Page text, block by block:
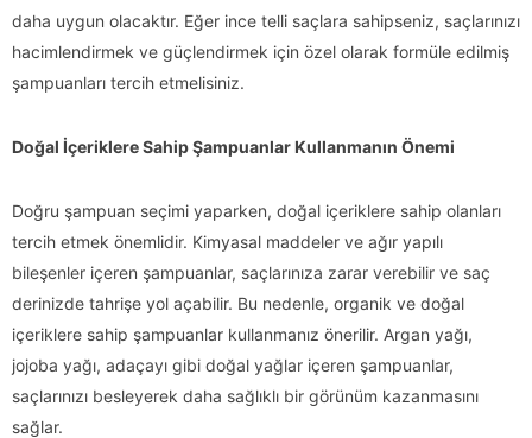
daha uygun olacaktır. Eğer ince telli saçlara sahipseniz, saçlarınızı
hacimlendirmek ve güçlendirmek için özel olarak formüle edilmiş
şampuanları tercih etmelisiniz.
Doğal İçeriklere Sahip Şampuanlar Kullanmanın Önemi
Doğru şampuan seçimi yaparken, doğal içeriklere sahip olanları
tercih etmek önemlidir. Kimyasal maddeler ve ağır yapılı
bileşenler içeren şampuanlar, saçlarınıza zarar verebilir ve saç
derinizde tahrişe yol açabilir. Bu nedenle, organik ve doğal
içeriklere sahip şampuanlar kullanmanız önerilir. Argan yağı,
jojoba yağı, adaçayı gibi doğal yağlar içeren şampuanlar,
saçlarınızı besleyerek daha sağlıklı bir görünüm kazanmasını
sağlar.